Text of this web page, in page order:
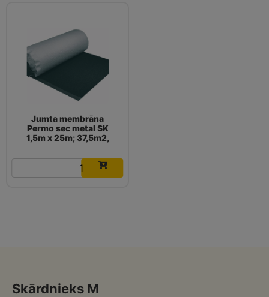
Jumta membrāna
Permo sec metal SK
1,5m x 25m; 37,5m2,
224.21
Skārdnieks M